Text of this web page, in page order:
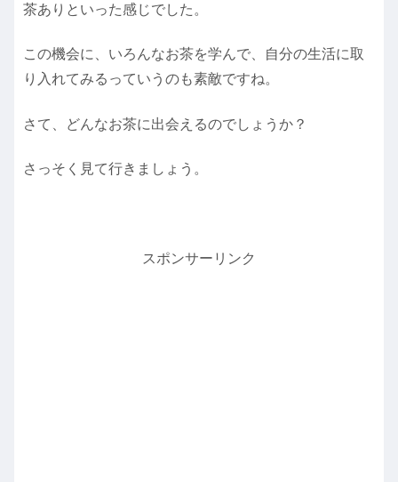
茶ありといった感じでした。
この機会に、いろんなお茶を学んで、自分の生活に取
り入れてみるっていうのも素敵ですね。
さて、どんなお茶に出会えるのでしょうか？
さっそく見て行きましょう。
スポンサーリンク